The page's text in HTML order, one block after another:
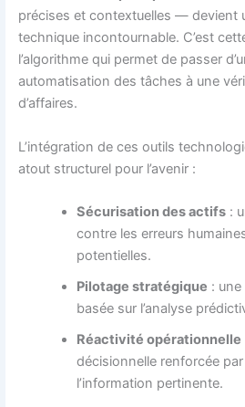
précises et contextuelles — devient
technique incontournable. C’est
l’algorithme qui permet de passer
automatisation des tâches à une
d’affaires.
L’intégration de ces outils
atout structurel pour l’avenir :
Sécurisation des actifs :
contre les erreurs
potentielles.
Pilotage stratégique :
basée sur l’analyse
Réactivité opérationnelle
décisionnelle renforcée par
l’information pertinente.